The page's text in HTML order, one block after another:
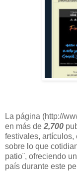
La página (http://
en más de 2,700
festivales, artículos,
sobre lo que
patio¨, ofreciendo
país durante este